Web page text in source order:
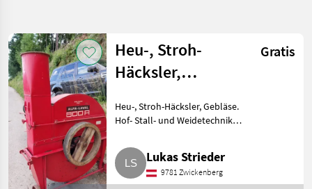
Heu-, Stroh-
Häcksler,
Laval 800R
Gratis
Heu-, Stroh-Häcksler, Gebläse.
Hof- Stall- und Weidetechnik
Lukas Strieder
9781 Zwickenberg